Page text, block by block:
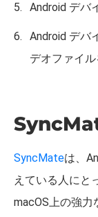
Android デバ
Android デバ
デオファイ
SyncMateは、
えている人にと
macOS上の強力